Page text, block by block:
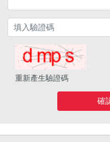
重新產生驗證碼
確